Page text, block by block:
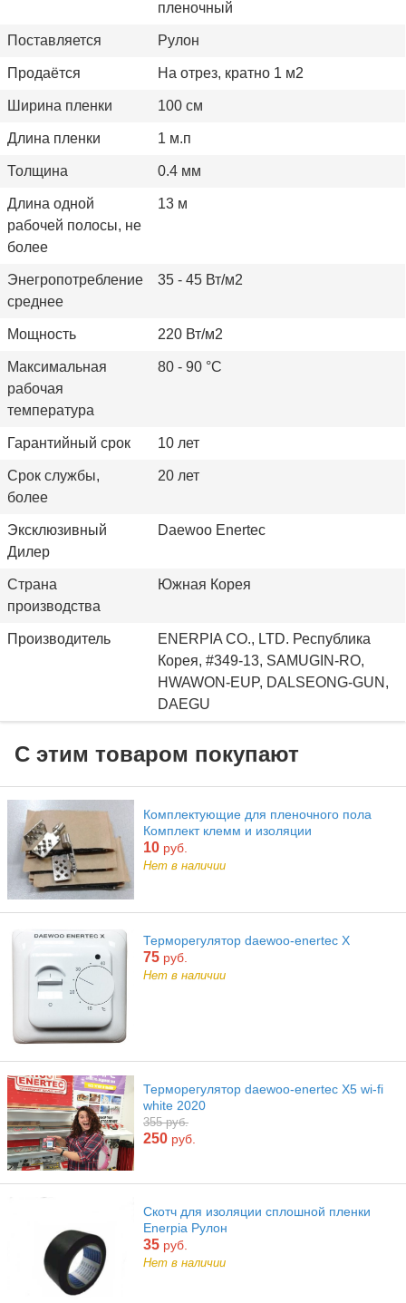
пленочный
Поставляется Рулон
Продаётся На отрез, кратно 1 м2
Ширина пленки 100 см
Длина пленки 1 м.п
Толщина 0.4 мм
Длина одной
рабочей полосы, не
более
13 м
Энегропотребление
среднее
35 - 45 Вт/м2
Мощность 220 Вт/м2
Максимальная
рабочая
температура
80 - 90 °С
Гарантийный срок 10 лет
Срок службы,
более
20 лет
Эксклюзивный
Дилер
Daewoo Enertec
Страна
производства
Южная Корея
Производитель
ENERPIA CO., LTD. Республика
Корея, #349-13, SAMUGIN-RO,
HWAWON-EUP, DALSEONG-GUN,
DAEGU
С этим товаром покупают
Комплектующие для пленочного пола
Комплект клемм и изоляции
10 руб.
Нет в наличии
Терморегулятор daewoo-enertec X
75 руб.
Нет в наличии
Терморегулятор daewoo-enertec X5 wi-fi
white 2020
355 руб.
250 руб.
Скотч для изоляции сплошной пленки
Enerpia Рулон
35 руб.
Нет в наличии